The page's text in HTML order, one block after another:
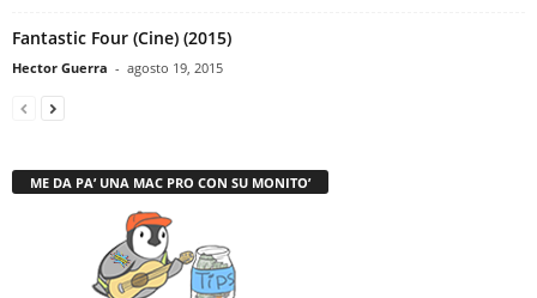
Fantastic Four (Cine) (2015)
Hector Guerra - agosto 19, 2015
ME DA PA’ UNA MAC PRO CON SU MONITO’